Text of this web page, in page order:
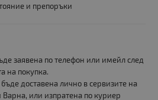
и препоръки
заявена по телефон или имейл след
на покупка.
доставена лично в сервизите на
или изпратена по куриер